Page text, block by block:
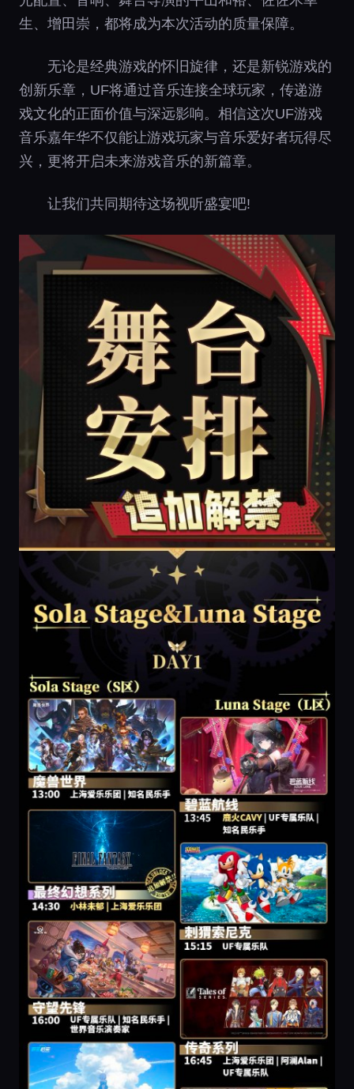
生、增田崇，都将成为本次活动的质量保障。
无论是经典游戏的怀旧旋律，还是新锐游戏的
创新乐章，UF将通过音乐连接全球玩家，传递游
戏文化的正面价值与深远影响。相信这次UF游戏
音乐嘉年华不仅能让游戏玩家与音乐爱好者玩得尽
兴，更将开启未来游戏音乐的新篇章。
让我们共同期待这场视听盛宴吧!